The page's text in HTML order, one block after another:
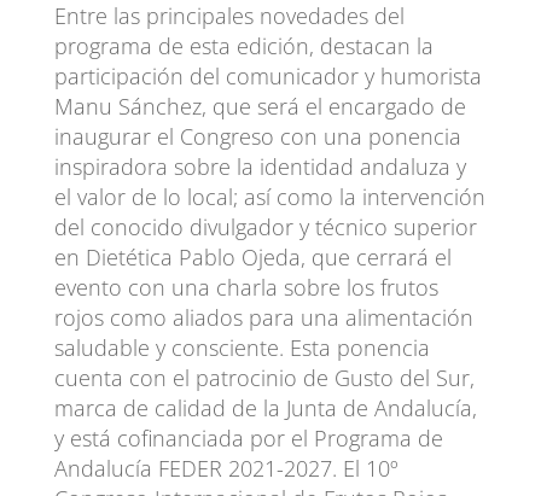
Entre las principales novedades del
programa de esta edición, destacan la
participación del comunicador y humorista
Manu Sánchez, que será el encargado de
inaugurar el Congreso con una ponencia
inspiradora sobre la identidad andaluza y
el valor de lo local; así como la intervención
del conocido divulgador y técnico superior
en Dietética Pablo Ojeda, que cerrará el
evento con una charla sobre los frutos
rojos como aliados para una alimentación
saludable y consciente. Esta ponencia
cuenta con el patrocinio de Gusto del Sur,
marca de calidad de la Junta de Andalucía,
y está cofinanciada por el Programa de
Andalucía FEDER 2021-2027. El 10º